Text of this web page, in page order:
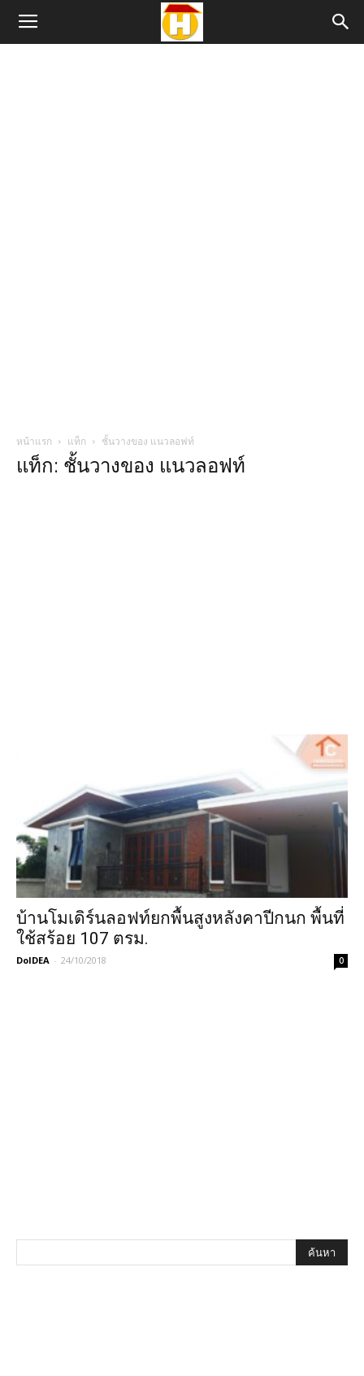
หน้าแรก แท็ก ชั้นวางของ แนวลอฟท์
แท็ก: ชั้นวางของ แนวลอฟท์
บ้านโมเดิร์นลอฟท์ยกพื้นสูงหลังคาปีกนก พื้นที่
ใช้สร้อย 107 ตรม.
DoIDEA - 24/10/2018 0